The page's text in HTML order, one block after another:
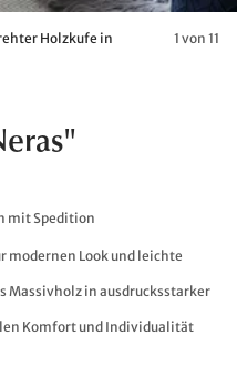
Holzkufe in
1 von 11
mit Spedition
Look und leichte
in ausdrucksstarker
Komfort und Individualität